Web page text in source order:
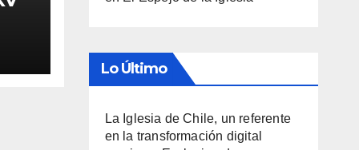
Lo Último
La Iglesia de Chile, un referente
en la transformación digital